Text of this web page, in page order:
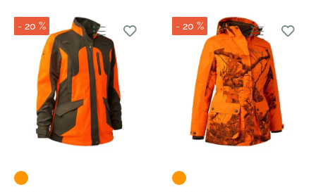
- 20 % - 20 %